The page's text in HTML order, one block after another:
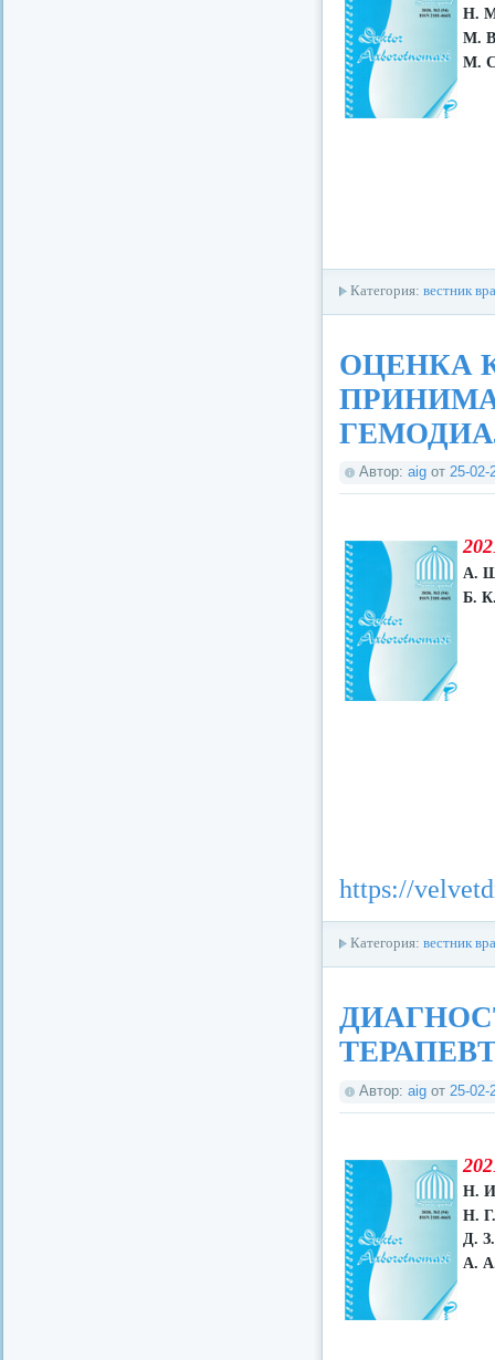
Н.
М.
М.
Категория: вестник
ОЦЕНКА
Автор: aig от 25-02-
А.
Б.
https://
Категория: вестник
Автор: aig от 25-02-
Н.
Н.
Д.
А.